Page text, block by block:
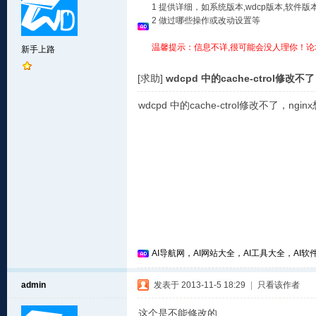
新手上路
1 提供详细，如系统版本,wdcp版本,软件版
2 做过哪些操作或改动设置等
温馨提示：信息不详,很可能会没人理你！
[求助] wdcpd 中的cache-ctrol修改不了
wdcpd 中的cache-ctrol修改不了，
AI导航网，AI网站大全，AI工具大全，AI软
admin 发表于 2013-11-5 18:29 只看该作者
这个是不能修改的